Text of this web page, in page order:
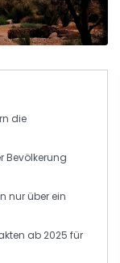
die
Bevölkerung
nur über ein
ab 2025 für